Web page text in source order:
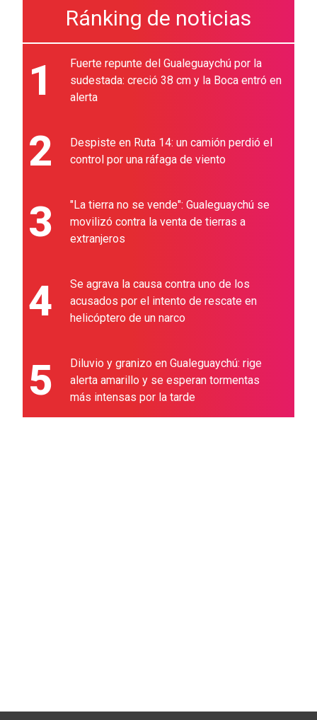
Ránking de noticias
1
Fuerte repunte del Gualeguaychú por la
sudestada: creció 38 cm y la Boca entró en
alerta
2
Despiste en Ruta 14: un camión perdió el
control por una ráfaga de viento
3
"La tierra no se vende": Gualeguaychú se
movilizó contra la venta de tierras a
extranjeros
4
Se agrava la causa contra uno de los
acusados por el intento de rescate en
helicóptero de un narco
5
Diluvio y granizo en Gualeguaychú: rige
alerta amarillo y se esperan tormentas
más intensas por la tarde